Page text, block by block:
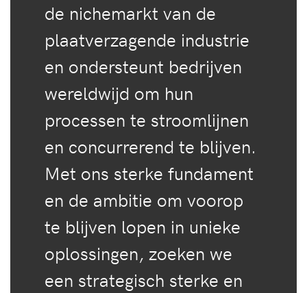
de nichemarkt van de
plaatverzagende industrie
en ondersteunt bedrijven
wereldwijd om hun
processen te stroomlijnen
en concurrerend te blijven.
Met ons sterke fundament
en de ambitie om voorop
te blijven lopen in unieke
oplossingen, zoeken we
een strategisch sterke en